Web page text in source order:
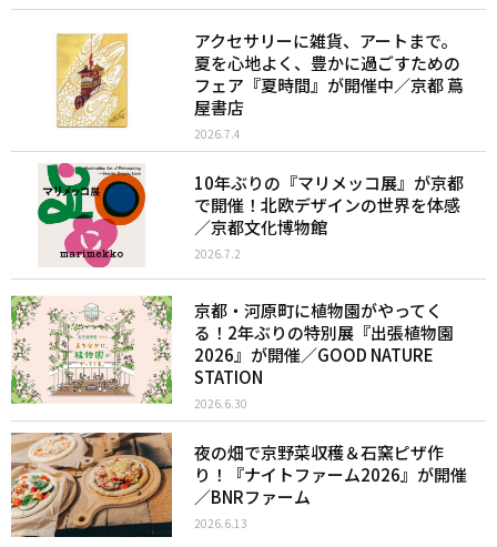
アクセサリーに雑貨、アートまで。
夏を心地よく、豊かに過ごすための
フェア『夏時間』が開催中／京都 蔦
屋書店
2026.7.4
10年ぶりの『マリメッコ展』が京都
で開催！北欧デザインの世界を体感
／京都文化博物館
2026.7.2
京都・河原町に植物園がやってく
る！2年ぶりの特別展『出張植物園
2026』が開催／GOOD NATURE
STATION
2026.6.30
夜の畑で京野菜収穫＆石窯ピザ作
り！『ナイトファーム2026』が開催
／BNRファーム
2026.6.13